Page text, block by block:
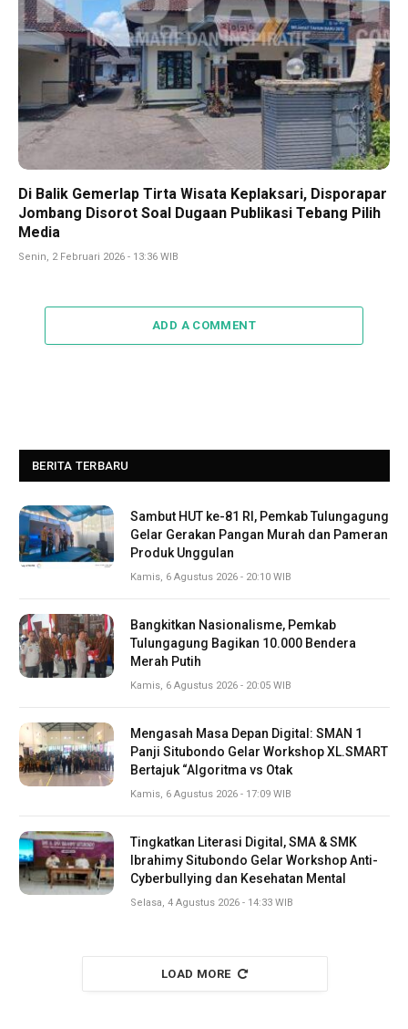
Di Balik Gemerlap Tirta Wisata Keplaksari, Disporapar
Jombang Disorot Soal Dugaan Publikasi Tebang Pilih
Media
Senin, 2 Februari 2026 - 13:36 WIB
ADD A COMMENT
BERITA TERBARU
Sambut HUT ke-81 RI, Pemkab Tulungagung
Gelar Gerakan Pangan Murah dan Pameran
Produk Unggulan
Kamis, 6 Agustus 2026 - 20:10 WIB
Bangkitkan Nasionalisme, Pemkab
Tulungagung Bagikan 10.000 Bendera
Merah Putih
Kamis, 6 Agustus 2026 - 20:05 WIB
Mengasah Masa Depan Digital: SMAN 1
Panji Situbondo Gelar Workshop XL.SMART
Bertajuk “Algoritma vs Otak
Kamis, 6 Agustus 2026 - 17:09 WIB
Tingkatkan Literasi Digital, SMA & SMK
Ibrahimy Situbondo Gelar Workshop Anti-
Cyberbullying dan Kesehatan Mental
Selasa, 4 Agustus 2026 - 14:33 WIB
LOAD MORE